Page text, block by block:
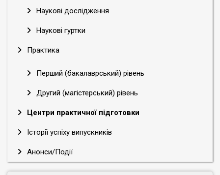
Наукові дослідження
Наукові гуртки
Практика
Перший (бакалаврський) рівень
Другий (магістерський) рівень
Центри практичної підготовки
Історії успіху випускників
Анонси/Події